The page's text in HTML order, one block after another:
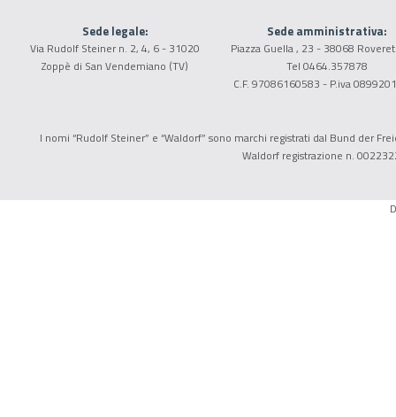
Regno Unito...
21/01/2003
18/03/2002
Sede legale:
Via Rudolf Steiner n. 2, 4, 6 - 31020
Zoppè di San Vendemiano (TV)
Sede amministrativa:
Piazza Guella , 23 - 38068
Tel 0464.357878
C.F. 97086160583 - P.iva
I nomi “Rudolf Steiner” e “Waldorf” sono marchi registrati dal Bund der
Waldorf registrazione n.